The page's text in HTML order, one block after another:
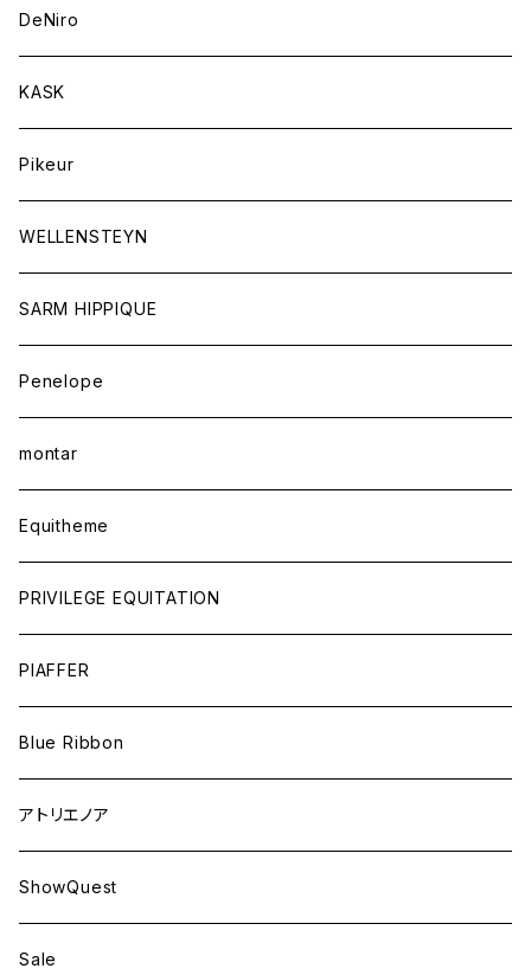
バッグ
ネクタイ
スカーフ
ジュエリー
キュロット
競技用ジャケット
キュロット
DeNiro
KASK
Pikeur
WELLENSTEYN
SARM HIPPIQUE
Penelope
montar
Equitheme
PRIVILEGE EQUITATION
PIAFFER
Blue Ribbon
アトリエノア
ShowQuest
Sale